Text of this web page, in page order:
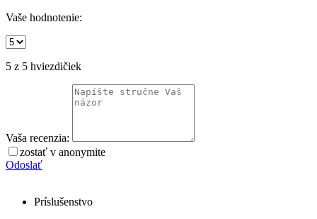
Vaše hodnotenie:
5 z 5 hviezdičiek
Vaša recenzia:
zostať v anonymite
Odoslať
Príslušenstvo